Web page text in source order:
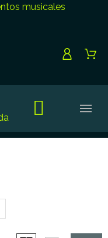
musicales